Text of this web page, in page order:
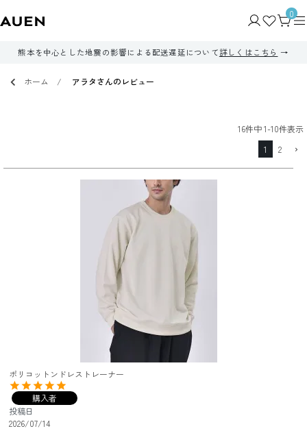
0
熊本を中心とした地震の影響による配送遅延について詳しくはこちら
ホーム アラタさんのレビュー
16件中1-10件表示
1
2
ポリコットンドレストレーナー
購入者
投稿日
2026/07/14